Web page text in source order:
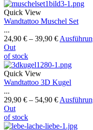
Quick View
Wandtattoo Muschel Set
...
24,90 € – 39,90 €
Out
of stock
Quick View
Wandtattoo 3D Kugel
...
29,90 € – 54,90 €
Out
of stock